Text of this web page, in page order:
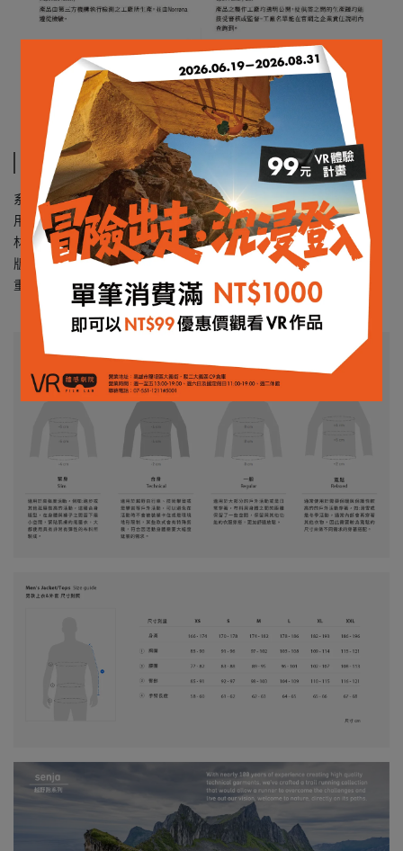
規格說明
系列：senja ｜ Trail running
用途：越野跑、健行
材質：equaliser (100% recycled polyester)
版型：Technical fit
重量：104g ( in size L )